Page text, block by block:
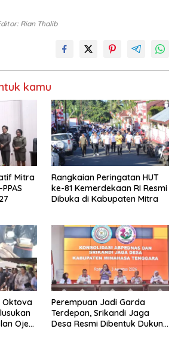
Rian Thalib
kamu
Mitra
Rangkaian Peringatan HUT
ke-81 Kemerdekaan RI Resmi
Dibuka di Kabupaten Mitra
Oktova
Ojek
Perempuan Jadi Garda
Terdepan, Srikandi Jaga
Desa Resmi Dibentuk Dukung